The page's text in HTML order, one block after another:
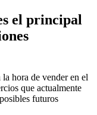
el principal
hora de vender en el
que actualmente
futuros